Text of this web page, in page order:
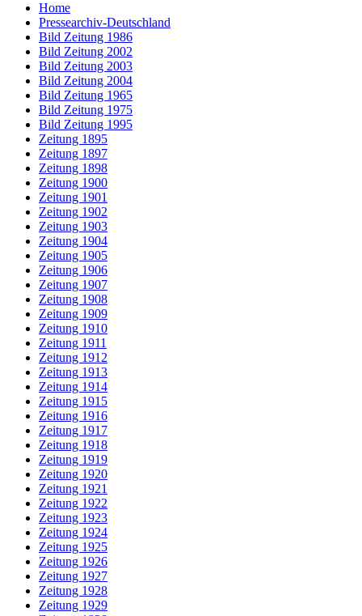
Home
Pressearchiv-Deutschland
Bild Zeitung 1986
Bild Zeitung 2002
Bild Zeitung 2003
Bild Zeitung 2004
Bild Zeitung 1965
Bild Zeitung 1975
Bild Zeitung 1995
Zeitung 1895
Zeitung 1897
Zeitung 1898
Zeitung 1900
Zeitung 1901
Zeitung 1902
Zeitung 1903
Zeitung 1904
Zeitung 1905
Zeitung 1906
Zeitung 1907
Zeitung 1908
Zeitung 1909
Zeitung 1910
Zeitung 1911
Zeitung 1912
Zeitung 1913
Zeitung 1914
Zeitung 1915
Zeitung 1916
Zeitung 1917
Zeitung 1918
Zeitung 1919
Zeitung 1920
Zeitung 1921
Zeitung 1922
Zeitung 1923
Zeitung 1924
Zeitung 1925
Zeitung 1926
Zeitung 1927
Zeitung 1928
Zeitung 1929